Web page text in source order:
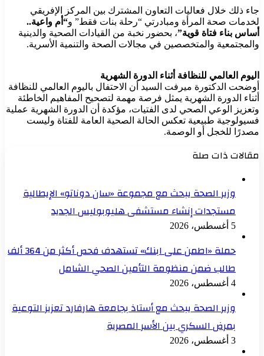
جاء ذلك خلال فعاليات التعاون المشترك بين المركز الإفريقي
لخدمات صحة المرأة ومبادرتي “رحلة بنات فقط” و“أم واعية..
أساس بناء فتاة قوية”، بحضور نخبة من القيادات الصحية والدينية
والمجتمعية والمتخصصين في مجالات الصحة والتنمية الأسرية.
اليوم العالمي للنظافة أثناء الدورة الشهرية
أوضحت الدكتورة ميرفت السيد أن الاحتفال باليوم العالمي للنظافة
أثناء الدورة الشهرية يمثل فرصة مهمة لتصحيح المفاهيم الخاطئة
وتعزيز الوعي الصحي لدى الفتيات، مؤكدة أن الدورة الشهرية عملية
فسيولوجية طبيعية تعكس الحالة الصحية العامة للفتاة وليست
مصدرًا للخجل أو الوصمة.
مقالات ذات صلة
وزير الصحة يبحث مع مجموعة «سان دوناتو» الإيطالية
مستجدات إنشاء مستشفى هليوبوليس الجديد
5 أغسطس، 2026
حملة «اطمن على ابنك» تستهدف فحص أكثر من 364 ألف
طالب ضمن منظومة التأمين الصحي الشامل
4 أغسطس، 2026
وزير الصحة يبحث مع أستاذ بجامعة هارفارد تعزيز التوعية
بمرض السكري بين الأسر المصرية
3 أغسطس، 2026